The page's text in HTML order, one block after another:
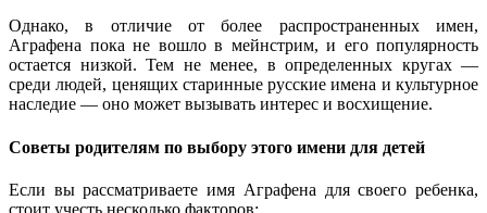
Однако, в отличие от более распространенных имен,
Аграфена пока не вошло в мейнстрим, и его популярность
остается низкой. Тем не менее, в определенных кругах —
среди людей, ценящих старинные русские имена и культурное
наследие — оно может вызывать интерес и восхищение.
Советы родителям по выбору этого имени для детей
Если вы рассматриваете имя Аграфена для своего ребенка,
стоит учесть несколько факторов: